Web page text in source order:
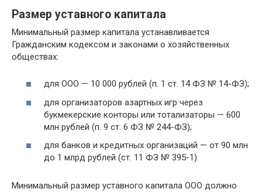
Размер уставного капитала
Минимальный размер капитала устанавливается
Гражданским кодексом и законами о хозяйственных
обществах:
для ООО — 10 000 рублей (п. 1 ст. 14 ФЗ № 14-ФЗ);
для организаторов азартных игр через
букмекерские конторы или тотализаторы — 600
млн рублей (п. 9 ст. 6 ФЗ № 244-ФЗ);
для банков и кредитных организаций — от 90 млн
до 1 млрд рублей (ст. 11 ФЗ № 395-1).
Минимальный размер уставного капитала ООО должно